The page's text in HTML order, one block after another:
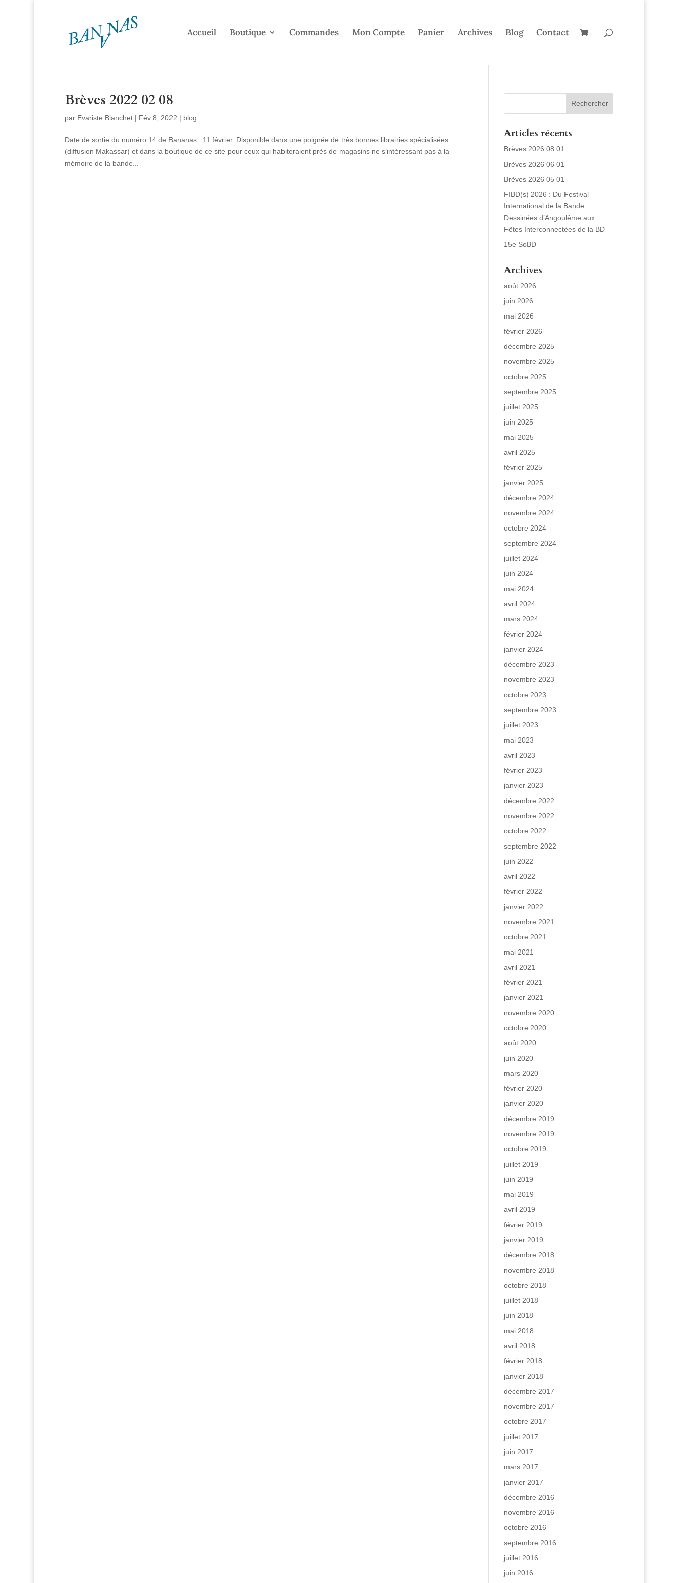
Accueil Boutique Commandes Mon Compte Panier Archives Blog Contact
Brèves 2022 02 08
par Evariste Blanchet| Fév 8, 2022 | blog
Date de sortie du numéro 14 de Bananas : 11 février. Disponible dans une poignée de très bonnes librairies spécialisées
(diffusion Makassar) et dans la boutique de ce site pour ceux qui habiteraient près de magasins ne s’intéressant pas à la
mémoire de la bande...
Articles récents
Brèves 2026 08 01
Brèves 2026 06 01
Brèves 2026 05 01
FIBD(s) 2026 : Du Festival
International de la Bande
Dessinées d’Angoulême aux
Fêtes Interconnectées de la BD
15e SoBD
Archives
août 2026
juin 2026
mai 2026
février 2026
décembre 2025
novembre 2025
octobre 2025
septembre 2025
juillet 2025
juin 2025
mai 2025
avril 2025
février 2025
janvier 2025
décembre 2024
novembre 2024
octobre 2024
septembre 2024
juillet 2024
juin 2024
mai 2024
avril 2024
mars 2024
février 2024
janvier 2024
décembre 2023
novembre 2023
octobre 2023
septembre 2023
juillet 2023
mai 2023
avril 2023
février 2023
janvier 2023
décembre 2022
novembre 2022
octobre 2022
septembre 2022
juin 2022
avril 2022
février 2022
janvier 2022
novembre 2021
octobre 2021
mai 2021
avril 2021
février 2021
janvier 2021
novembre 2020
octobre 2020
août 2020
juin 2020
mars 2020
février 2020
janvier 2020
décembre 2019
novembre 2019
octobre 2019
juillet 2019
juin 2019
mai 2019
avril 2019
février 2019
janvier 2019
décembre 2018
novembre 2018
octobre 2018
juillet 2018
juin 2018
mai 2018
avril 2018
février 2018
janvier 2018
décembre 2017
novembre 2017
octobre 2017
juillet 2017
juin 2017
mars 2017
janvier 2017
décembre 2016
novembre 2016
octobre 2016
septembre 2016
juillet 2016
juin 2016